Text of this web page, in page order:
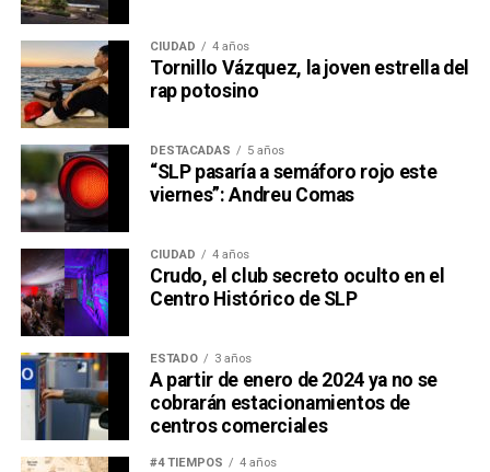
CIUDAD 4 años
Tornillo Vázquez, la joven estrella del
rap potosino
DESTACADAS 5 años
“SLP pasaría a semáforo rojo este
viernes”: Andreu Comas
CIUDAD 4 años
Crudo, el club secreto oculto en el
Centro Histórico de SLP
ESTADO 3 años
A partir de enero de 2024 ya no se
cobrarán estacionamientos de
centros comerciales
#4 TIEMPOS 4 años